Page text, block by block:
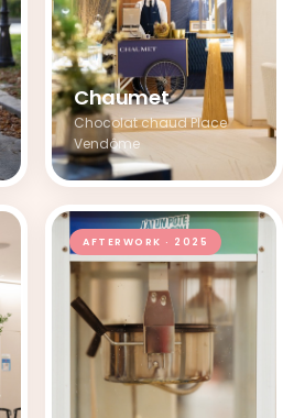
Chaumet
Chocolat chaud Place
Vendôme
AFTERWORK · 2025